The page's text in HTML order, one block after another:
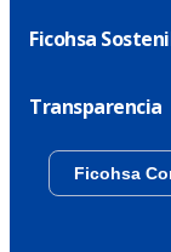
Ficohsa
Transparencia
Ficohsa